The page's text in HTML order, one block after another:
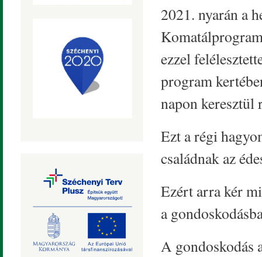
2021. nyarán a
ezzel
program
napon keresztül
Ezt a régi
családnak az
Ezért arra kér
a
A gondoskodás